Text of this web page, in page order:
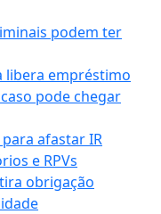
podem ter
libera empréstimo
pode chegar
afastar IR
e RPVs
obrigação